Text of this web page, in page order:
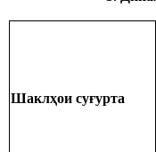
Шаклҳои суғурта